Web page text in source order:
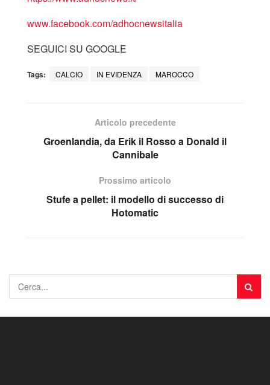
www.facebook.com/adhocnewsitalia
SEGUICI SU GOOGLE
Tags: CALCIO IN EVIDENZA MAROCCO
Articolo precedente
Groenlandia, da Erik il Rosso a Donald il
Cannibale
Prossimo articolo
Stufe a pellet: il modello di successo di
Hotomatic